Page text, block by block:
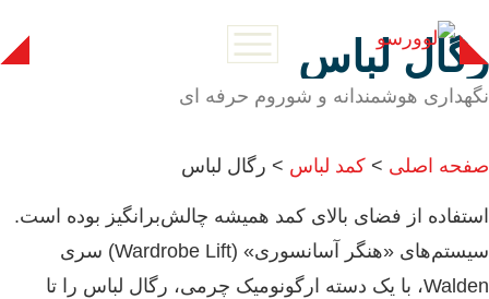
رگال لباس
نگهداری هوشمندانه و شوروم حرفه ای
صفحه اصلی > کمد لباس > رگال لباس
استفاده از فضای بالای کمد همیشه چالش‌برانگیز بوده است.
سیستم‌های «هنگر آسانسوری» (Wardrobe Lift) سری
Walden، با یک دسته ارگونومیک چرمی، رگال لباس را تا